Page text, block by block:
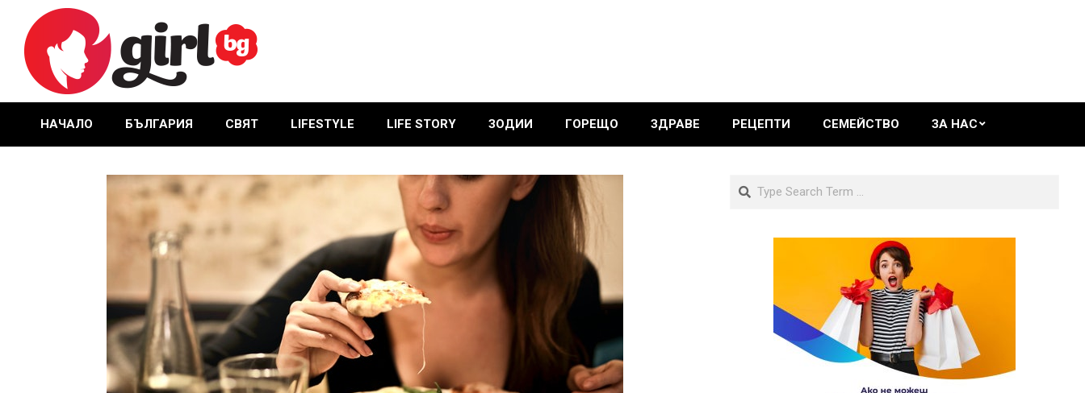
content
GIRL.BG
Primary
НАЧАЛО БЪЛГАРИЯ СВЯТ LIFESTYLE LIFE STORY ЗОДИИ ГОРЕЩО ЗДРАВЕ РЕЦЕПТИ СЕМЕЙСТВО ЗА НАС
Search